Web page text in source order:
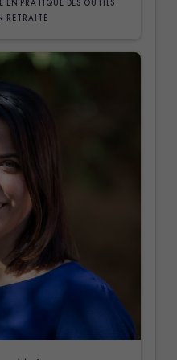
EN PRATIQUE DES OUTILS
RETRAITE